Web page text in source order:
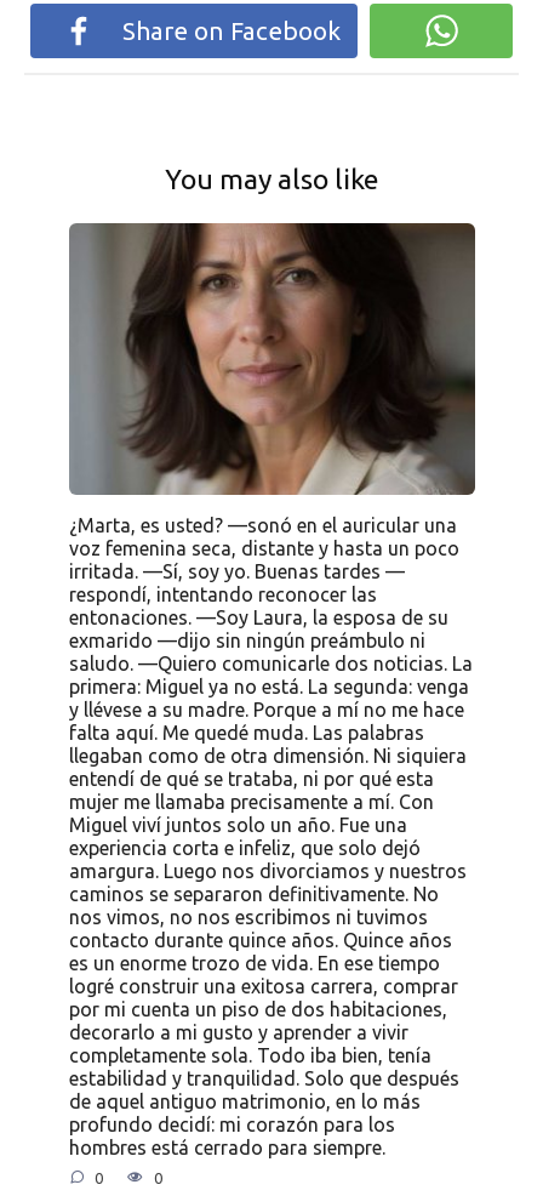
Share on Facebook
You may also like
¿Marta, es usted? —sonó en el auricular una
voz femenina seca, distante y hasta un poco
irritada. —Sí, soy yo. Buenas tardes —
respondí, intentando reconocer las
entonaciones. —Soy Laura, la esposa de su
exmarido —dijo sin ningún preámbulo ni
saludo. —Quiero comunicarle dos noticias. La
primera: Miguel ya no está. La segunda: venga
y llévese a su madre. Porque a mí no me hace
falta aquí. Me quedé muda. Las palabras
llegaban como de otra dimensión. Ni siquiera
entendí de qué se trataba, ni por qué esta
mujer me llamaba precisamente a mí. Con
Miguel viví juntos solo un año. Fue una
experiencia corta e infeliz, que solo dejó
amargura. Luego nos divorciamos y nuestros
caminos se separaron definitivamente. No
nos vimos, no nos escribimos ni tuvimos
contacto durante quince años. Quince años
es un enorme trozo de vida. En ese tiempo
logré construir una exitosa carrera, comprar
por mi cuenta un piso de dos habitaciones,
decorarlo a mi gusto y aprender a vivir
completamente sola. Todo iba bien, tenía
estabilidad y tranquilidad. Solo que después
de aquel antiguo matrimonio, en lo más
profundo decidí: mi corazón para los
hombres está cerrado para siempre.
0 0